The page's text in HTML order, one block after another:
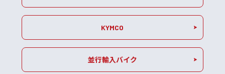
KYMCO
並行輸入バイク